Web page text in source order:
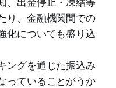
り、金融機関間での
化についても盛り込
ングを通じた振込み
っていることがうか